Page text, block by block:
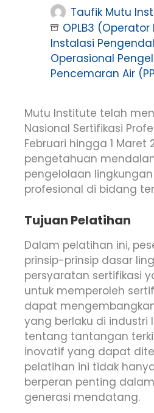
Taufik Mutu
OPLB3
Instalasi
Operasional
Pencemaran Air
Mutu Institute telah
Nasional Sertifikasi
Februari hingga 1
pengetahuan
pengelolaan
profesional di bidang
Tujuan Pelatihan
Dalam pelatihan ini,
prinsip-prinsip dasar
persyaratan sertifikasi
untuk memperoleh
dapat
yang berlaku di industri
tentang tantangan
inovatif yang dapat
pelatihan ini tidak
berperan penting
generasi mendatang.